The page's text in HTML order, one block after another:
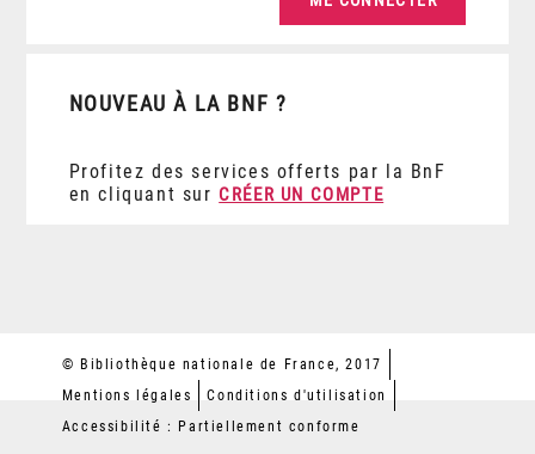
NOUVEAU À LA BNF ?
Profitez des services offerts par la BnF
en cliquant sur CRÉER UN COMPTE
© Bibliothèque nationale de France, 2017
Mentions légales
Conditions d'utilisation
Accessibilité : Partiellement conforme